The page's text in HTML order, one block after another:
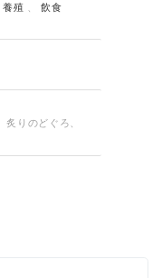
養殖 、飲食
炙りのどぐろ、